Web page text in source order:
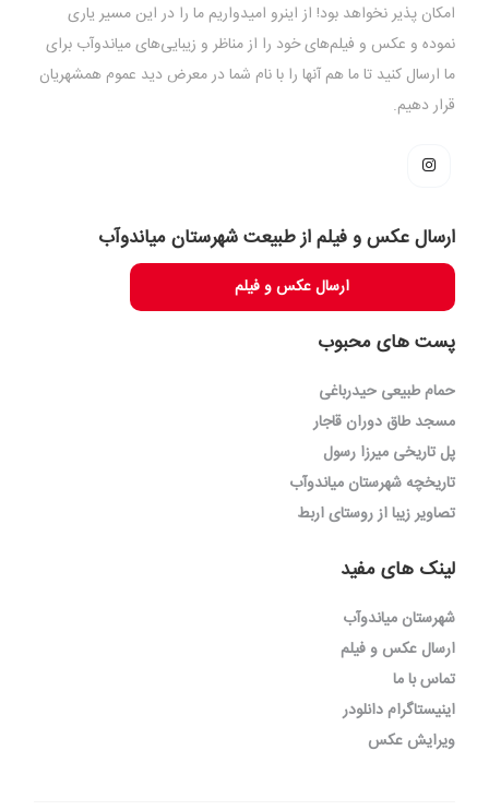
امکان پذیر نخواهد بود! از اینرو امیدواریم ما را در این مسیر یاری
نموده و عکس و فیلم‌های خود را از مناظر و زیبایی‌های میاندوآب برای
ما ارسال کنید تا ما هم آنها را با نام شما در معرض دید عموم همشهریان
قرار دهیم.
ارسال عکس و فیلم از طبیعت شهرستان میاندوآب
ارسال عکس و فیلم
پست های محبوب
حمام طبیعی حیدرباغی
مسجد طاق دوران قاجار
پل تاریخی میرزا رسول
تاریخچه شهرستان میاندوآب
تصاویر زیبا از روستای اربط
لینک های مفید
شهرستان میاندوآب
ارسال عکس و فیلم
تماس با ما
اینیستاگرام دانلودر
ویرایش عکس